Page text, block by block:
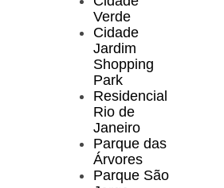
Verde
Cidade
Jardim
Shopping
Park
Residencial
Rio de
Janeiro
Parque das
Árvores
Parque São